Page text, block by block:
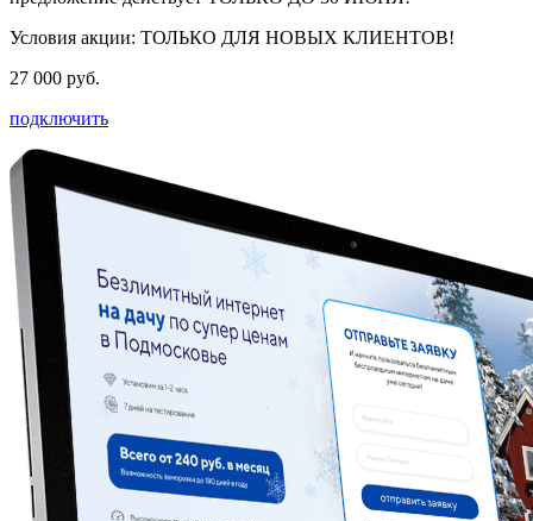
Условия акции: ТОЛЬКО ДЛЯ НОВЫХ КЛИЕНТОВ!
27 000 руб.
подключить